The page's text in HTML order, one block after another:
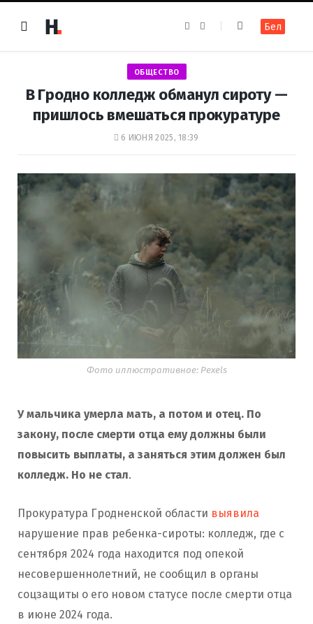
e
k
t
a
m
Бел
ОБЩЕСТВО
В Гродно колледж обманул сироту —
пришлось вмешаться прокуратуре
6 ИЮНЯ 2025, 18:39
Фото иллюстративное: Pexels
У мальчика умерла мать, а потом и отец. По
закону, после смерти отца ему должны были
повысить выплаты, а заняться этим должен был
колледж. Но не стал.
Прокуратура Гродненской области выявила
нарушение прав ребенка-сироты: колледж, где с
сентября 2024 года находится под опекой
несовершеннолетний, не сообщил в органы
соцзащиты о его новом статусе после смерти отца
в июне 2024 года.